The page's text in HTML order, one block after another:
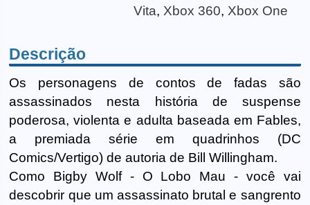
Vita, Xbox 360, Xbox One
Descrição
Os personagens de contos de fadas são
assassinados nesta história de suspense
poderosa, violenta e adulta baseada em Fables,
a premiada série em quadrinhos (DC
Comics/Vertigo) de autoria de Bill Willingham.
Como Bigby Wolf - O Lobo Mau - você vai
descobrir que um assassinato brutal e sangrento